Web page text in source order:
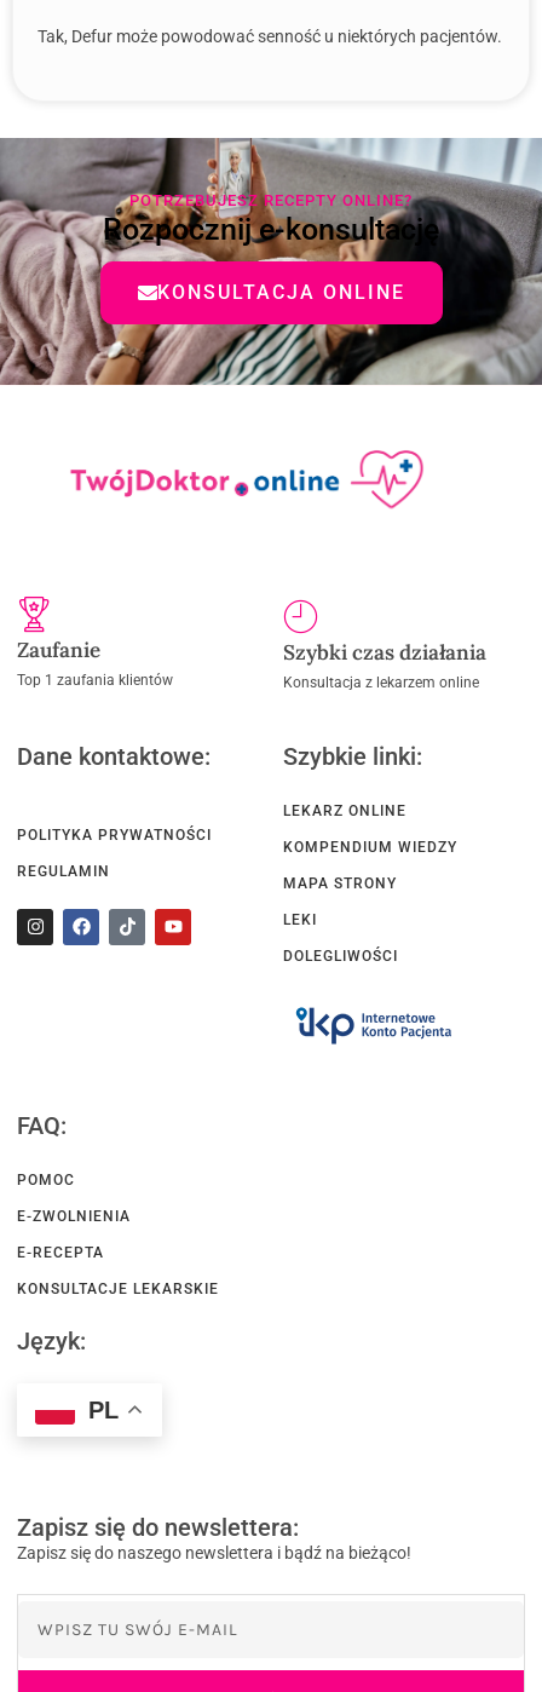
Tak, Defur może powodować senność u niektórych pacjentów.
POTRZEBUJESZ RECEPTY ONLINE?
Rozpocznij e-konsultację
KONSULTACJA ONLINE
Zaufanie
Top 1 zaufania klientów
Szybki czas działania
Konsultacja z lekarzem online
Dane kontaktowe:
POLITYKA PRYWATNOŚCI
REGULAMIN
Szybkie linki:
LEKARZ ONLINE
KOMPENDIUM WIEDZY
MAPA STRONY
LEKI
DOLEGLIWOŚCI
FAQ:
POMOC
E-ZWOLNIENIA
E-RECEPTA
KONSULTACJE LEKARSKIE
Język:
PL
Zapisz się do newslettera:
Zapisz się do naszego newslettera i bądź na bieżąco!